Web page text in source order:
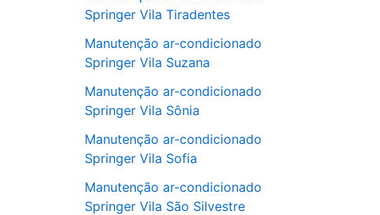
Springer Vila Tiradentes
Manutenção ar-condicionado
Springer Vila Suzana
Manutenção ar-condicionado
Springer Vila Sônia
Manutenção ar-condicionado
Springer Vila Sofia
Manutenção ar-condicionado
Springer Vila São Silvestre